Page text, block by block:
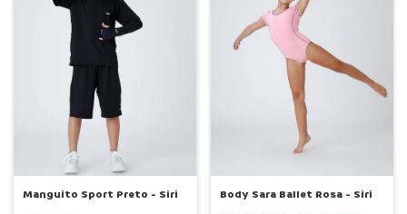
Manguito Sport Preto - Siri Body Sara Ballet Rosa - Siri